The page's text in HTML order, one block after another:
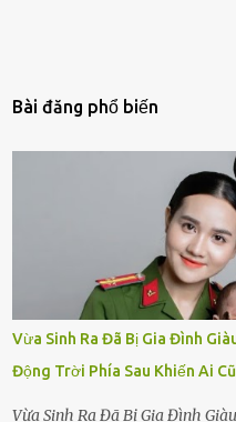
Bài đăng phổ biến
Vừa Sinh Ra Đã Bị Gia Đình
Động Trời Phía Sau Khiến Ai
Vừa Sinh Ra Đã Bị Gia Đình